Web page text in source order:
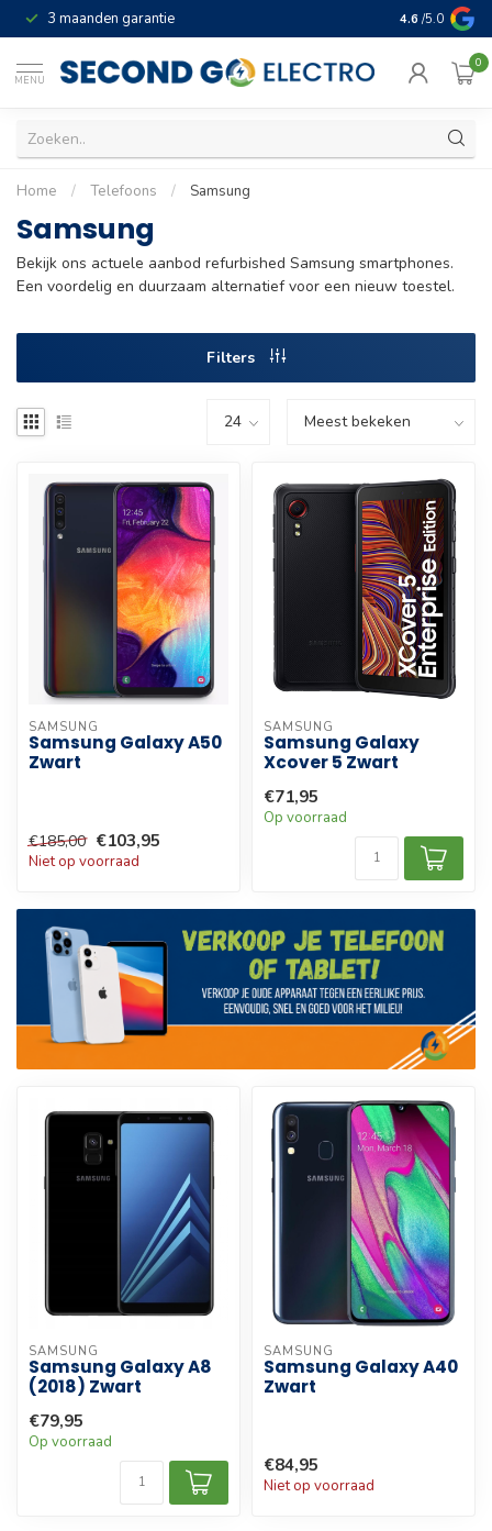
3 maanden garantie Geld terug
4.6 /5.0
MENU
0
Home / Telefoons / Samsung
Samsung
Bekijk ons actuele aanbod refurbished Samsung smartphones.
Een voordelig en duurzaam alternatief voor een nieuw toestel.
Filters
SAMSUNG
Samsung Galaxy A50
Zwart
€185,00 €103,95
Niet op voorraad
SAMSUNG
Samsung Galaxy
Xcover 5 Zwart
€71,95
Op voorraad
SAMSUNG
Samsung Galaxy A8
(2018) Zwart
€79,95
Op voorraad
SAMSUNG
Samsung Galaxy A40
Zwart
€84,95
Niet op voorraad